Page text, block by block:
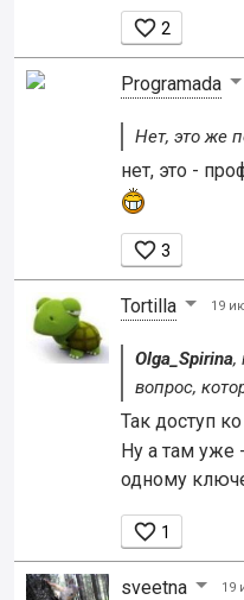
 2
Programada
Нет, это же
нет, это -
 3
Tortilla 19
Olga_Spirina,
вопрос,
Так доступ
Ну а там уже
одному
 1
sveetna 19